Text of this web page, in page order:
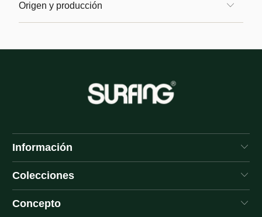
Origen y producción
Información
Colecciones
Concepto